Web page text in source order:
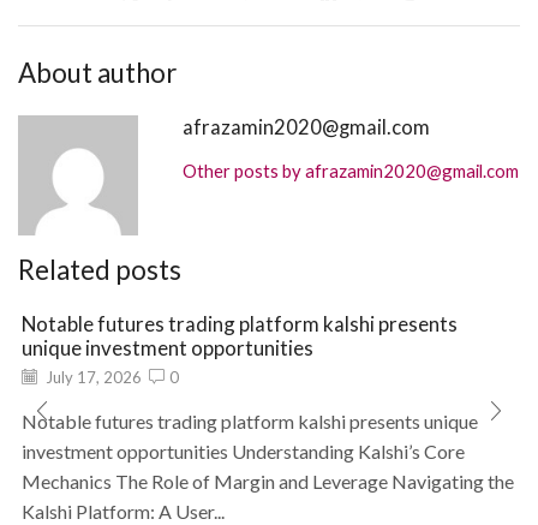
About author
afrazamin2020@gmail.com
Other posts by afrazamin2020@gmail.com
Related posts
Notable futures trading platform kalshi presents
unique investment opportunities
July 17, 2026 0
Notable futures trading platform kalshi presents unique
investment opportunities Understanding Kalshi’s Core
Mechanics The Role of Margin and Leverage Navigating the
Kalshi Platform: A User...